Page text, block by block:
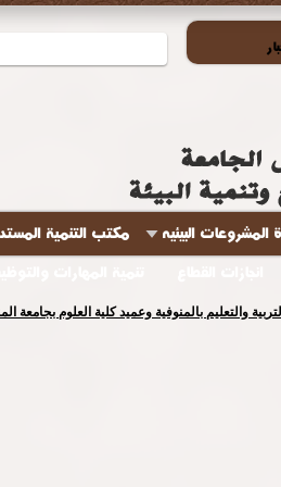
المشروعات البيئيه مكتب التنمية
للمبادرات الطلابية بالجامعات والمعاهد